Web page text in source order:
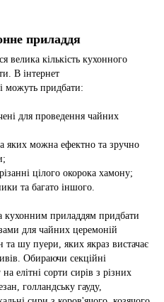
приладдя
велика кількість кухонного
В інтернет
можуть придбати:
для проведення чайних
яких можна ефектно та зручно
цілого окорока хамону;
та багато іншого.
кухонним приладдям придбати
для чайних церемоній
та шу пуери, яких якраз вистачає
Обираючи секційні
елітні сорти сирів з різних
голландську гауду,